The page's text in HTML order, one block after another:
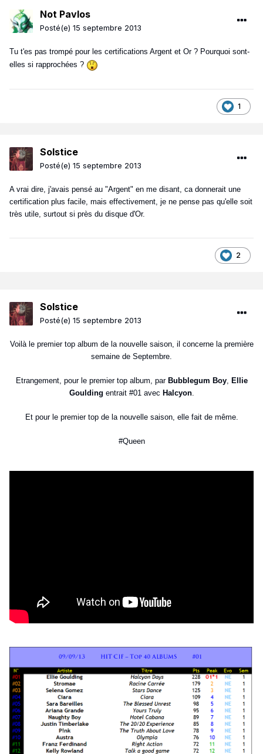
Not Pavlos
Posté(e) 15 septembre 2013
Tu t'es pas trompé pour les certifications Argent et Or ? Pourquoi sont-
elles si rapprochées ?
1
Solstice
Posté(e) 15 septembre 2013
A vrai dire, j'avais pensé au "Argent" en me disant, ca donnerait une
certification plus facile, mais effectivement, je ne pense pas qu'elle soit
très utile, surtout si près du disque d'Or.
2
Solstice
Posté(e) 15 septembre 2013
Voilà le premier top album de la nouvelle saison, il concerne la première
semaine de Septembre.
Etrangement, pour le premier top album, par Bubblegum Boy, Ellie
Goulding entrait #01 avec Halcyon.
Et pour le premier top de la nouvelle saison, elle fait de même.
#Queen